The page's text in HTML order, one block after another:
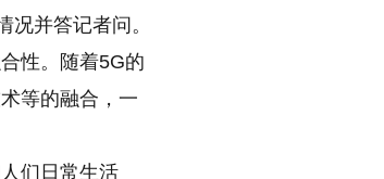
并答记者问。
性。随着5G的
等的融合，一
们日常生活